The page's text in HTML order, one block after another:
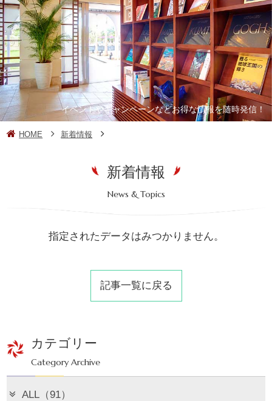
イベントやキャンペーンなどお得な情報を随時発信！
HOME 新着情報
新着情報
News & Topics
指定されたデータはみつかりません。
記事一覧に戻る
カテゴリー
Category Archive
ALL（91）